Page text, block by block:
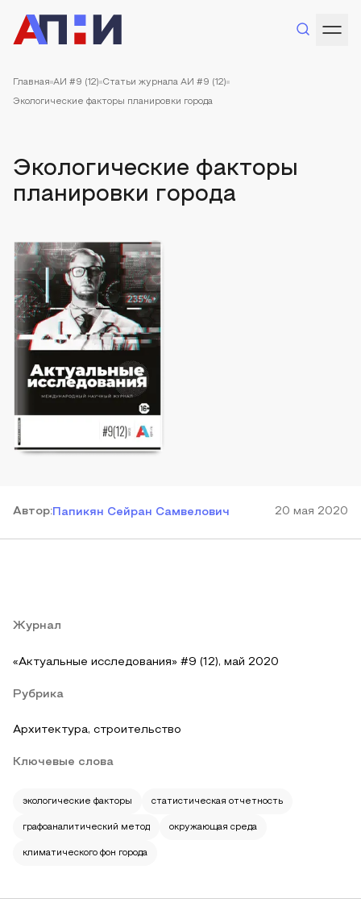
Главная АИ #9 (12) Статьи журнала АИ #9 (12)
Экологические факторы планировки города
Экологические факторы
планировки города
Автор:Папикян Сейран Самвелович 20 мая 2020
Журнал
«Актуальные исследования» #9 (12), май 2020
Рубрика
Архитектура, строительство
Ключевые слова
экологические факторы статистическая отчетность
графоаналитический метод окружающая среда
климатического фон города